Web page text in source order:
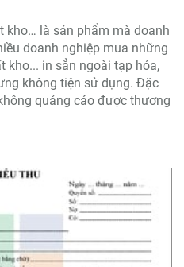
kho… là sản phẩm mà doanh
doanh nghiệp mua những
kho... in sẳn ngoài tạp hóa,
không tiện sử dụng. Đặc
quảng cáo được thương